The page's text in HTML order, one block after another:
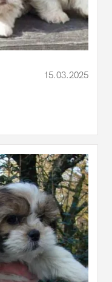
15.03.2025